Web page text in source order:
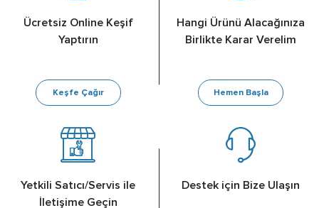
Ücretsiz Online Keşif
Yaptırın
Keşfe Çağır
Hangi Ürünü Alacağınıza
Birlikte Karar Verelim
Hemen Başla
Yetkili Satıcı/Servis ile
İletişime Geçin
Destek için Bize Ulaşın